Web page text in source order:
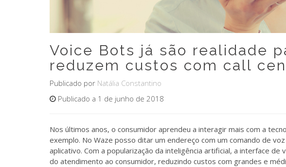
Voice Bots já são realidade
reduzem custos com call
Publicado por Natália Constantino
Publicado a 1 de junho de 2018
Nos últimos anos, o consumidor aprendeu a interagir mais com a
exemplo. No Waze posso ditar um endereço com um comando de
aplicativo. Com a popularização da inteligência artificial, a interface
do atendimento ao consumidor, reduzindo custos com grandes e